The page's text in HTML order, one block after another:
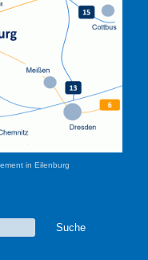
in Eilenburg